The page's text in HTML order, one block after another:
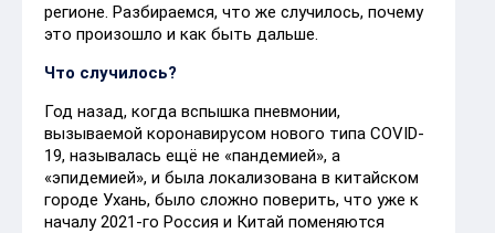
регионе. Разбираемся, что же случилось, почему
это произошло и как быть дальше.
Что случилось?
Год назад, когда вспышка пневмонии,
вызываемой коронавирусом нового типа COVID-
19, называлась ещё не «пандемией», а
«эпидемией», и была локализована в китайском
городе Ухань, было сложно поверить, что уже к
началу 2021-го Россия и Китай поменяются